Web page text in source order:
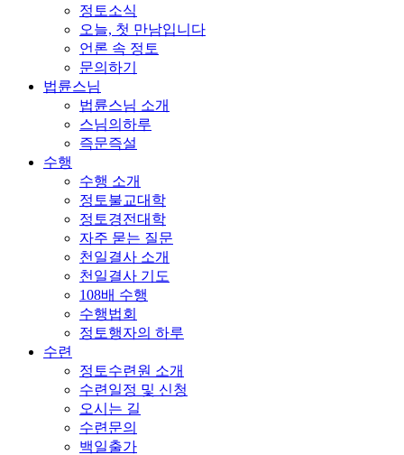
정토소식
오늘, 첫 만남입니다
언론 속 정토
문의하기
법륜스님
법륜스님 소개
스님의하루
즉문즉설
수행
수행 소개
정토불교대학
정토경전대학
자주 묻는 질문
천일결사 소개
천일결사 기도
108배 수행
수행법회
정토행자의 하루
수련
정토수련원 소개
수련일정 및 신청
오시는 길
수련문의
백일출가